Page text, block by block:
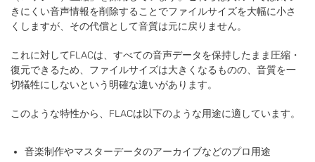
きにくい音声情報を削除することでファイルサイズを大幅に小さ
くしますが、その代償として音質は元に戻りません。
これに対してFLACは、すべての音声データを保持したまま圧縮・
復元できるため、ファイルサイズは大きくなるものの、音質を一
切犠牲にしないという明確な違いがあります。
このような特性から、FLACは以下のような用途に適しています。
音楽制作やマスターデータのアーカイブなどのプロ用途